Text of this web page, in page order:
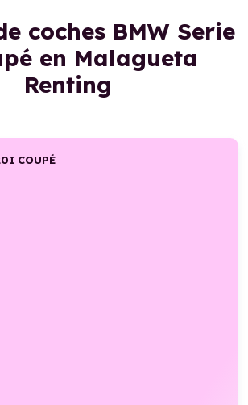
coches BMW Serie
en Malagueta
Renting
COUPÉ